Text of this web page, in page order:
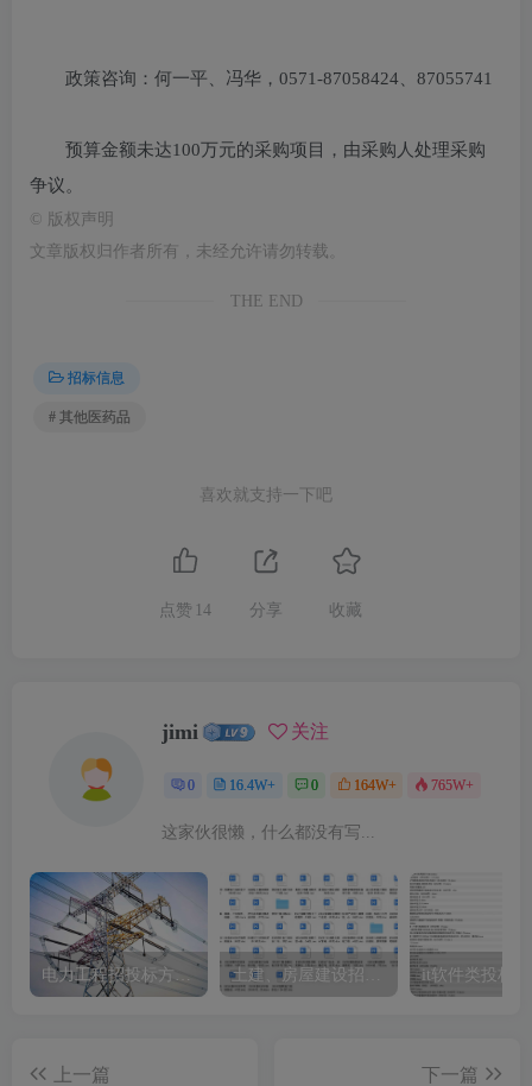
政策咨询：何一平、冯华，0571-87058424、87055741
预算金额未达100万元的采购项目，由采购人处理采购
争议。
©
版权声明
文章版权归作者所有，未经允许请勿转载。
THE END
招标信息
# 其他医药品
喜欢就支持一下吧
点赞 14 分享 收藏
jimi 关注
0 16.4W+ 0 164W+ 765W+
这家伙很懒，什么都没有写...
it软件类投标
上一篇 下一篇